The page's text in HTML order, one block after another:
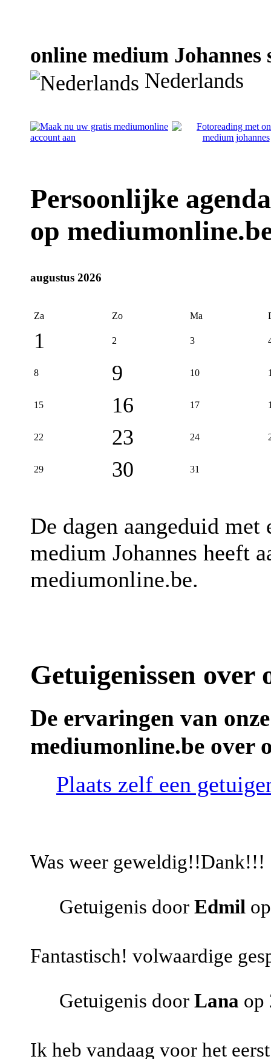
online medium
Nederlands
Persoonlijke
op
augustus 2026
Za Zo Ma
1 2 3
8 9 10
15 16 17
22 23 24
29 30 31
De dagen aangeduid met
medium Johannes heeft
mediumonline.be.
Getuigenissen over
De ervaringen van
mediumonline.be over
Plaats zelf een
Was weer geweldig!!Dank!!!
Getuigenis door Edmil
Fantastisch! volwaardige
Getuigenis door Lana op
Ik heb vandaag voor het